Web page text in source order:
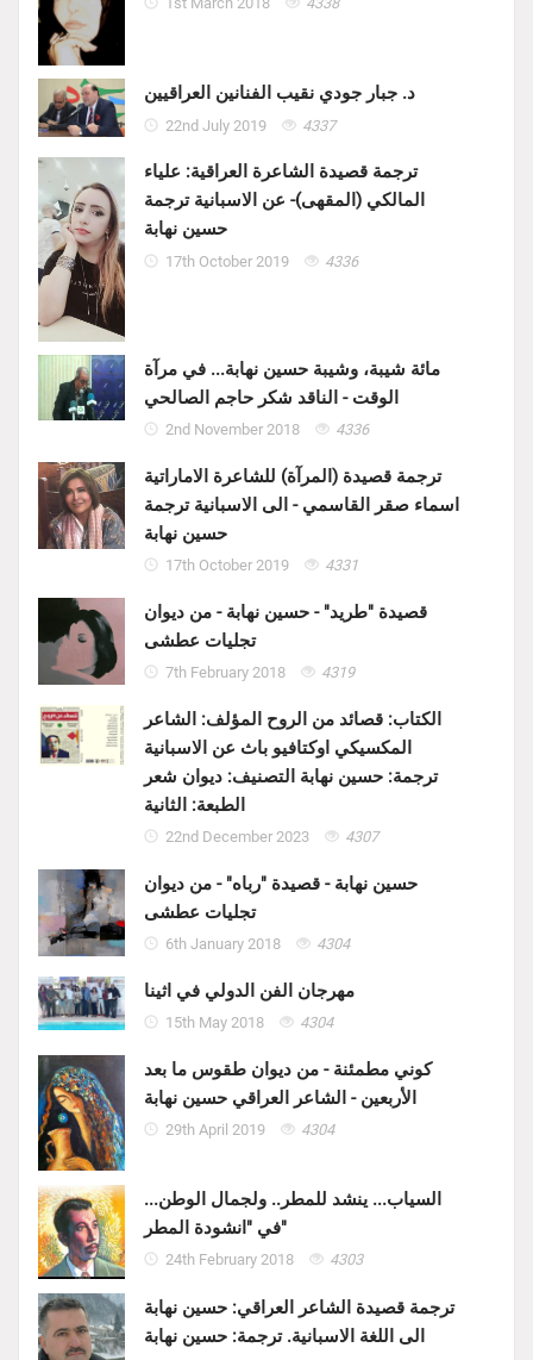
د. جبار جودي نقيب الفنانين العراقيين
22nd July 2019 4337
ترجمة قصيدة الشاعرة العراقية: علياء
المالكي (المقهى)- عن الاسبانية ترجمة
حسين نهابة
17th October 2019 4336
مائة شيبة، وشيبة حسين نهابة... في مرآة
الوقت - الناقد شكر حاجم الصالحي
2nd November 2018 4336
ترجمة قصيدة (المرآة) للشاعرة الاماراتية
اسماء صقر القاسمي - الى الاسبانية ترجمة
حسين نهابة
17th October 2019 4331
قصيدة "طريد" - حسين نهابة - من ديوان
تجليات عطشى
7th February 2018 4319
الكتاب: قصائد من الروح المؤلف: الشاعر
المكسيكي اوكتافيو باث عن الاسبانية
ترجمة: حسين نهابة التصنيف: ديوان شعر
الطبعة: الثانية
22nd December 2023 4307
حسين نهابة - قصيدة "رباه" - من ديوان
تجليات عطشى
6th January 2018 4304
مهرجان الفن الدولي في اثينا
15th May 2018 4304
كوني مطمئنة - من ديوان طقوس ما بعد
الأربعين - الشاعر العراقي حسين نهابة
29th April 2019 4304
السياب... ينشد للمطر.. ولجمال الوطن...
في "انشودة المطر"
24th February 2018 4303
ترجمة قصيدة الشاعر العراقي: حسين نهابة
الى اللغة الاسبانية. ترجمة: حسين نهابة